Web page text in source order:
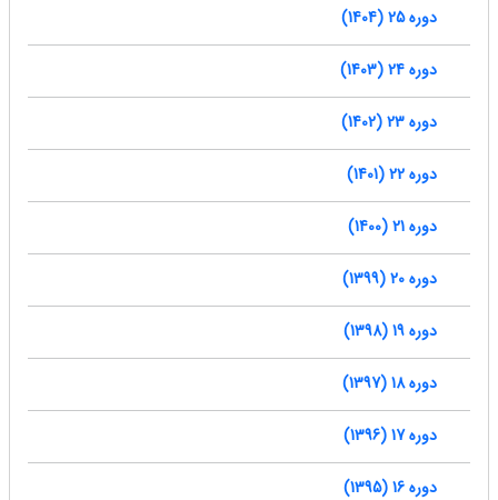
دوره 25 (1404)
دوره 24 (1403)
دوره 23 (1402)
دوره 22 (1401)
دوره 21 (1400)
دوره 20 (1399)
دوره 19 (1398)
دوره 18 (1397)
دوره 17 (1396)
دوره 16 (1395)